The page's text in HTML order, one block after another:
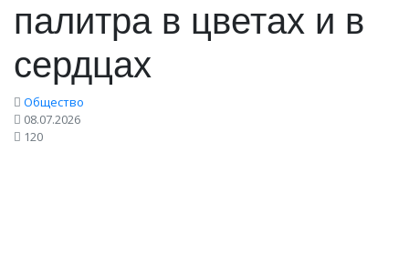
палитра в цветах и в
сердцах
Общество
08.07.2026
120